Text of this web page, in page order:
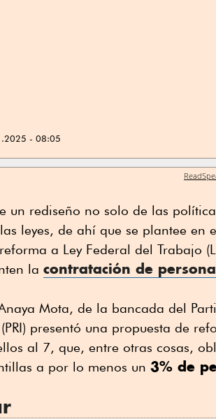
- 08:05
un rediseño no solo de las
leyes, de ahí que se plantee en
a Ley Federal del Trabajo
la contratación de
Mota, de la bancada del
presentó una propuesta de
al 7, que, entre otras cosas,
a por lo menos un 3% de